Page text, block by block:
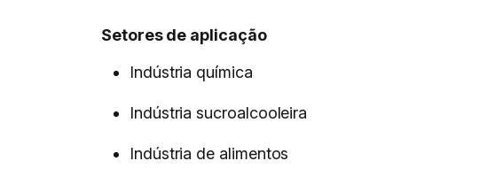
Setores de aplicação
Indústria química
Indústria sucroalcooleira
Indústria de alimentos